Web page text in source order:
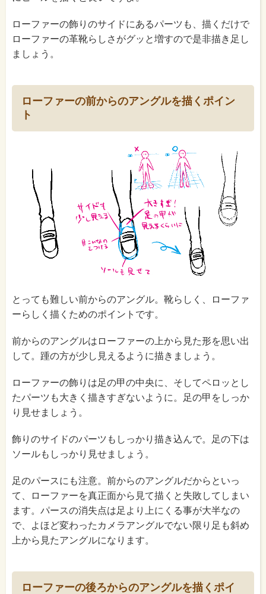
ローファーの飾りのサイドにあるパーツも、描くだけで
ローファーの革靴らしさがグッと増すので是非描き足し
ましょう。
ローファーの前からのアングルを描くポイン
ト
とっても難しい前からのアングル。靴らしく、ローファ
ーらしく描くためのポイントです。
前からのアングルはローファーの上から見た形を思い出
して。踵の方が少し見えるように描きましょう。
ローファーの飾りは足の甲の中央に、そしてペロッとし
たパーツも大きく描きすぎないように。足の甲をしっか
り見せましょう。
飾りのサイドのパーツもしっかり描き込んで。足の下は
ソールもしっかり見せましょう。
足のパースにも注意。前からのアングルだからといっ
て、ローファーを真正面から見て描くと失敗してしまい
ます。パースの消失点は足より上にくる事が大半なの
で、よほど変わったカメラアングルでない限り足も斜め
上から見たアングルになります。
ローファーの後ろからのアングルを描くポイ